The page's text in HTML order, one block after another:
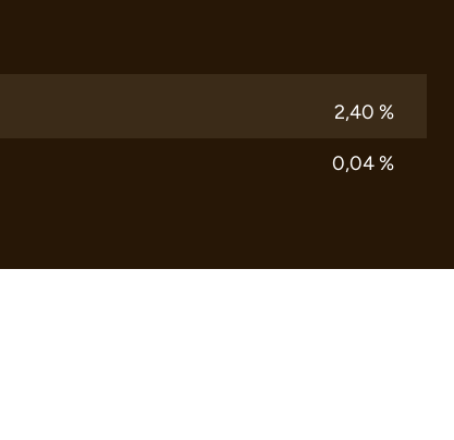
2,40 %
0,04 %